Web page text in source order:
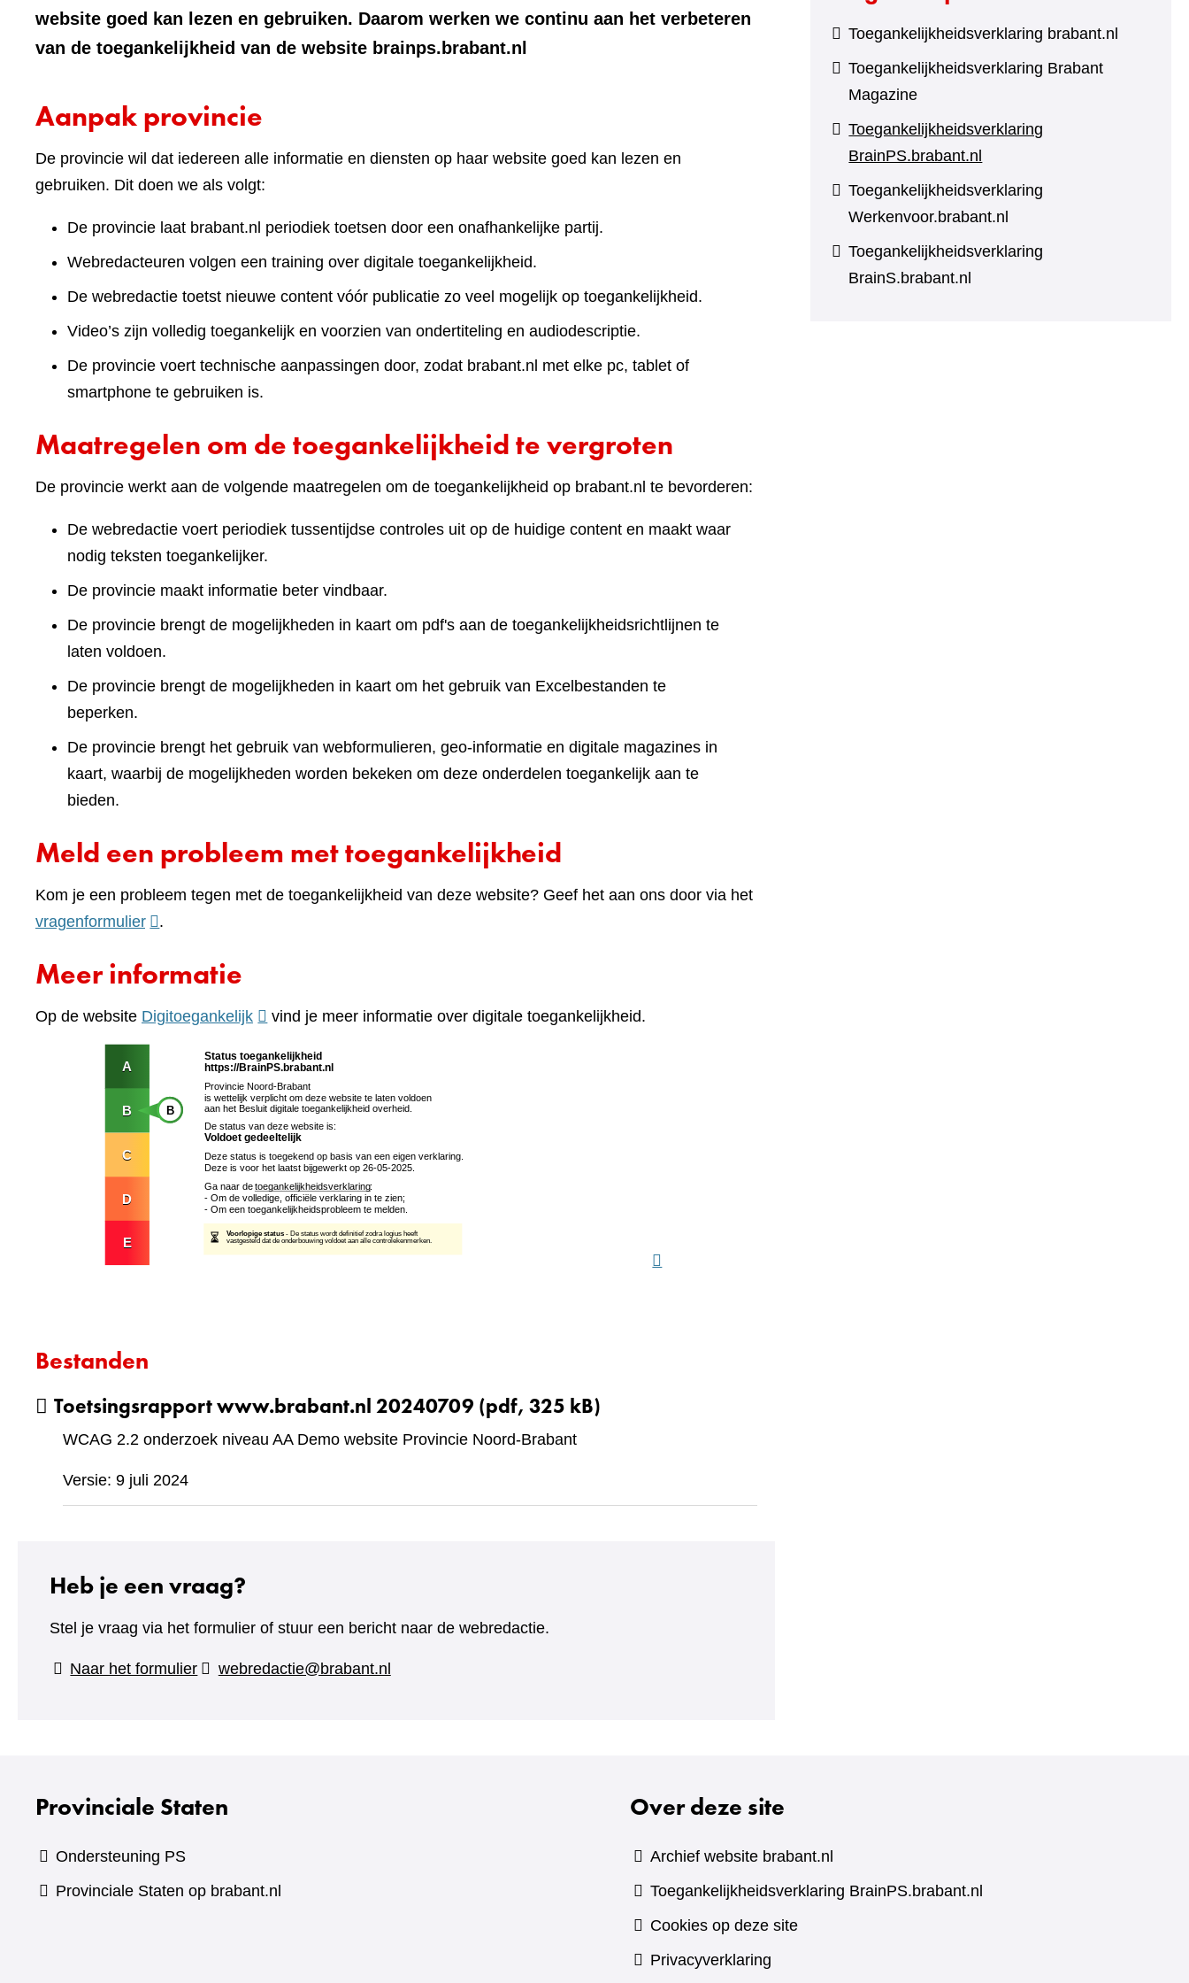
website goed kan lezen en gebruiken. Daarom werken we continu aan het verbeteren
van de toegankelijkheid van de website brainps.brabant.nl
Aanpak provincie
De provincie wil dat iedereen alle informatie en diensten op haar website goed kan lezen en
gebruiken. Dit doen we als volgt:
De provincie laat brabant.nl periodiek toetsen door een onafhankelijke partij.
Webredacteuren volgen een training over digitale toegankelijkheid.
De webredactie toetst nieuwe content vóór publicatie zo veel mogelijk op toegankelijkheid.
Video’s zijn volledig toegankelijk en voorzien van ondertiteling en audiodescriptie.
De provincie voert technische aanpassingen door, zodat brabant.nl met elke pc, tablet of
smartphone te gebruiken is.
Maatregelen om de toegankelijkheid te vergroten
De provincie werkt aan de volgende maatregelen om de toegankelijkheid op brabant.nl te bevorderen:
De webredactie voert periodiek tussentijdse controles uit op de huidige content en maakt waar
nodig teksten toegankelijker.
De provincie maakt informatie beter vindbaar.
De provincie brengt de mogelijkheden in kaart om pdf's aan de toegankelijkheidsrichtlijnen te
laten voldoen.
De provincie brengt de mogelijkheden in kaart om het gebruik van Excelbestanden te
beperken.
De provincie brengt het gebruik van webformulieren, geo-informatie en digitale magazines in
kaart, waarbij de mogelijkheden worden bekeken om deze onderdelen toegankelijk aan te
bieden.
Meld een probleem met toegankelijkheid
Kom je een probleem tegen met de toegankelijkheid van deze website? Geef het aan ons door via het
vragenformulier(verwijst
een
website)
.
Meer informatie
Op de website Digitoegankelijk(verwijst
een
andere
website)
vind je meer informatie over digitale toegankelijkheid.
Bestanden
Toetsingsrapport www.brabant.nl 20240709 (pdf, 325 kB)
WCAG 2.2 onderzoek niveau AA Demo website Provincie Noord-Brabant
Versie: 9 juli 2024
Heb je een vraag?
Stel je vraag via het formulier of stuur een bericht naar de webredactie.
Naar het formulier(verwijst
webredactie@brabant.nl
Toegankelijkheidsverklaring brabant.nl
Toegankelijkheidsverklaring Brabant
Magazine
Toegankelijkheidsverklaring
BrainPS.brabant.nl
Toegankelijkheidsverklaring
Werkenvoor.brabant.nl
Toegankelijkheidsverklaring
BrainS.brabant.nl
Provinciale Staten
Ondersteuning PS
Provinciale Staten op brabant.nl
Over deze site
Archief website brabant.nl
Toegankelijkheidsverklaring BrainPS.brabant.nl
Cookies op deze site
Privacyverklaring